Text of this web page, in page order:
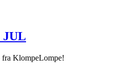
JUL
fra Klompe­Lompe!